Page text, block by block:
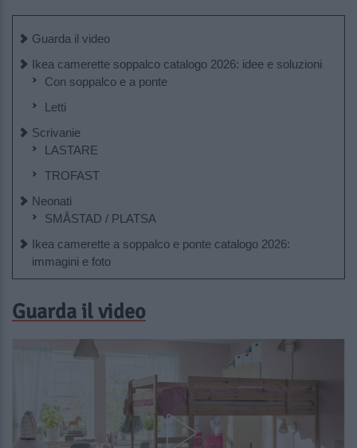
Guarda il video
Ikea camerette soppalco catalogo 2026: idee e soluzioni
Con soppalco e a ponte
Letti
Scrivanie
LASTARE
TROFAST
Neonati
SMÅSTAD / PLATSA
Ikea camerette a soppalco e ponte catalogo 2026:
immagini e foto
Guarda il video